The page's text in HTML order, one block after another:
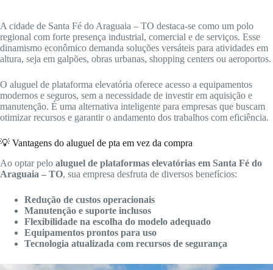
A cidade de Santa Fé do Araguaia – TO destaca-se como um polo
regional com forte presença industrial, comercial e de serviços. Esse
dinamismo econômico demanda soluções versáteis para atividades em
altura, seja em galpões, obras urbanas, shopping centers ou aeroportos.
O aluguel de plataforma elevatória oferece acesso a equipamentos
modernos e seguros, sem a necessidade de investir em aquisição e
manutenção. É uma alternativa inteligente para empresas que buscam
otimizar recursos e garantir o andamento dos trabalhos com eficiência.
💡 Vantagens do aluguel de pta em vez da compra
Ao optar pelo aluguel de plataformas elevatórias em Santa Fé do
Araguaia – TO, sua empresa desfruta de diversos benefícios:
Redução de custos operacionais
Manutenção e suporte inclusos
Flexibilidade na escolha do modelo adequado
Equipamentos prontos para uso
Tecnologia atualizada com recursos de segurança